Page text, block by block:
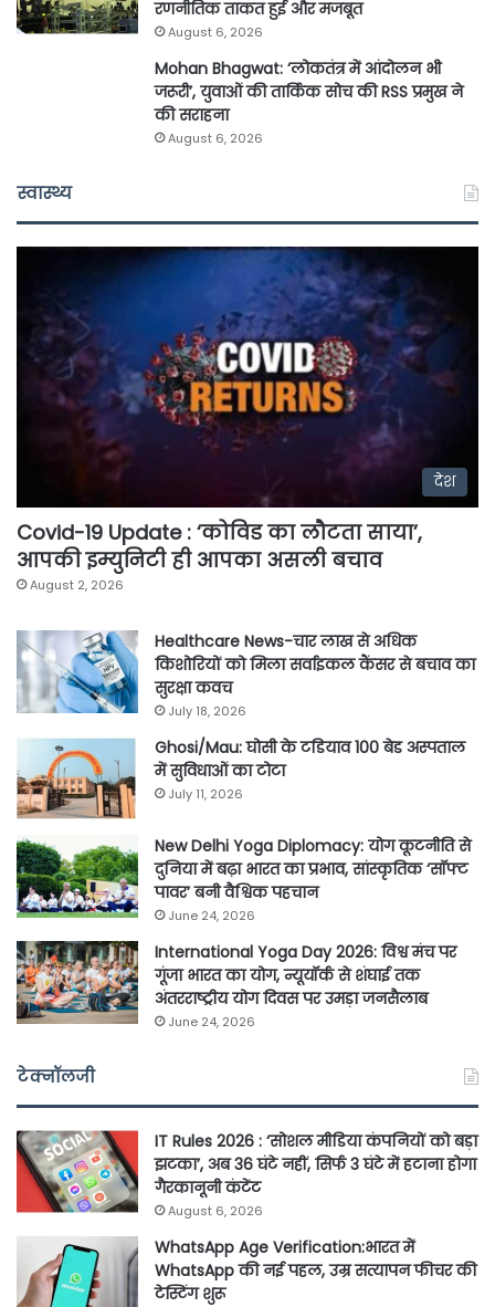
रणनीतिक ताकत हुई और मजबूत
August 6, 2026
Mohan Bhagwat: ‘लोकतंत्र में आंदोलन भी
जरूरी’, युवाओं की तार्किक सोच की RSS प्रमुख ने
की सराहना
August 6, 2026
स्वास्थ्य
देश
Covid-19 Update : ‘कोविड का लौटता साया’,
आपकी इम्युनिटी ही आपका असली बचाव
August 2, 2026
Healthcare News-चार लाख से अधिक
किशोरियों को मिला सर्वाइकल कैंसर से बचाव का
सुरक्षा कवच
July 18, 2026
Ghosi/Mau: घोसी के टडियाव 100 बेड अस्पताल
में सुविधाओं का टोटा
July 11, 2026
New Delhi Yoga Diplomacy: योग कूटनीति से
दुनिया में बढ़ा भारत का प्रभाव, सांस्कृतिक ‘सॉफ्ट
पावर’ बनी वैश्विक पहचान
June 24, 2026
International Yoga Day 2026: विश्व मंच पर
गूंजा भारत का योग, न्यूयॉर्क से शंघाई तक
अंतरराष्ट्रीय योग दिवस पर उमड़ा जनसैलाब
June 24, 2026
टेक्नॉलजी
IT Rules 2026 : ‘सोशल मीडिया कंपनियों को बड़ा
झटका’, अब 36 घंटे नहीं, सिर्फ 3 घंटे में हटाना होगा
गैरकानूनी कंटेंट
August 6, 2026
WhatsApp Age Verification:भारत में
WhatsApp की नई पहल, उम्र सत्यापन फीचर की
टेस्टिंग शुरू